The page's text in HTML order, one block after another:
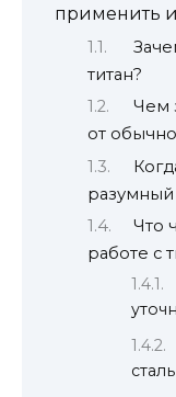
применить
титан?
Чем
от
Что
работе с
сталь